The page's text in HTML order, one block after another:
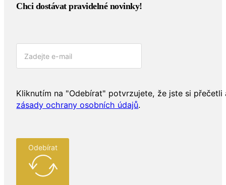
Chci dostávat pravidelné novinky!​
Kliknutím na "Odebírat" potvrzujete, že jste si přečetli
zásady ochrany osobních údajů.
Odebírat